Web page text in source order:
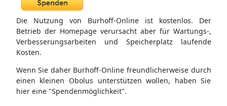
Die Nutzung von Burhoff-Online ist kostenlos. Der
Betrieb der Homepage verursacht aber für Wartungs-,
Verbesserungsarbeiten und Speicherplatz laufende
Kosten.
Wenn Sie daher Burhoff-Online freundlicherweise durch
einen kleinen Obolus unterstützen wollen, haben Sie
hier eine "Spendenmöglichkeit".